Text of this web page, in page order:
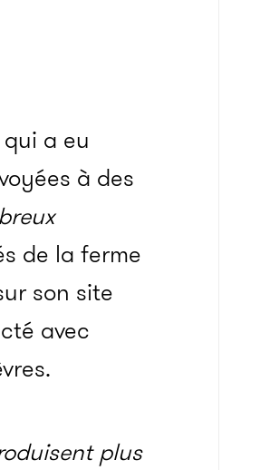
a eu
à des
de la ferme
son site
avec
plus